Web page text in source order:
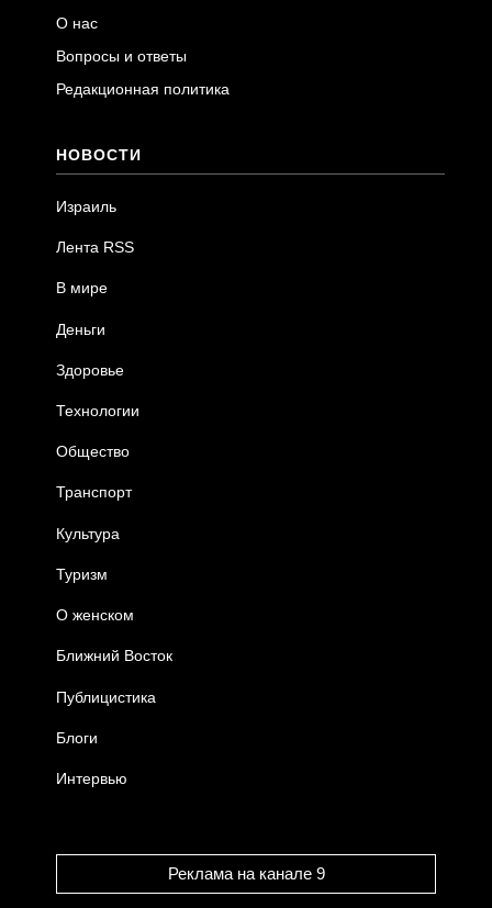
О нас
Вопросы и ответы
Редакционная политика
НОВОСТИ
Израиль
Лента RSS
В мире
Деньги
Здоровье
Технологии
Общество
Транспорт
Культура
Туризм
О женском
Ближний Восток
Публицистика
Блоги
Интервью
Реклама на канале 9